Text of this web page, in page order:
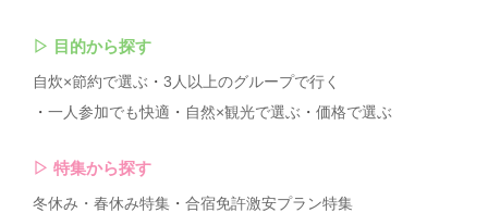
▷ 目的から探す
自炊×節約で選ぶ
3人以上のグループで行く
一人参加でも快適
自然×観光で選ぶ 価格で選ぶ
▷ 特集から探す
冬休み・春休み特集 合宿免許激安プラン特集